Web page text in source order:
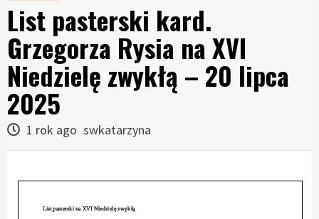
List pasterski kard.
Grzegorza Rysia na XVI
Niedzielę zwykłą – 20 lipca
2025
1 rok ago swkatarzyna